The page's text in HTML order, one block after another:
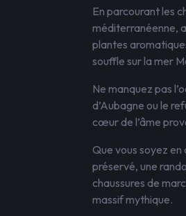
En parcourant les
méditerranéenne,
plantes
souffle sur la mer
Ne manquez pas
d’Aubagne ou le
cœur de l’âme
Que vous soyez en
préservé, une
chaussures de
massif mythique.